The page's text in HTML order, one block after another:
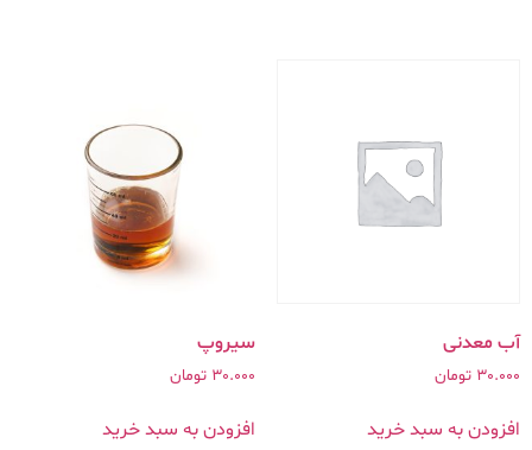
آب معدنی
30.000 تومان
افزودن به سبد خرید
سیروپ
30.000 تومان
افزودن به سبد خرید